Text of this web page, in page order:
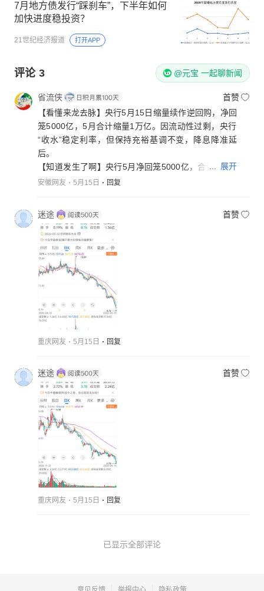
7月地方债发行“踩刹车”，下半年如何
加快进度稳投资？
21世纪经济报道 打开APP
评论 3 @元宝 一起聊新闻
省流侠
首赞
【看懂来龙去脉】央行5月15日缩量续作逆回购，净回
笼5000亿，5月合计缩量1万亿。因流动性过剩，央行
“收水”稳定利率，但保持充裕基调不变，降息降准延
后。
【知道发生了啊】央行5月净回笼5000亿，合计缩量1
万亿，因流动性偏松，旨在稳定利率，资金面将调
【结论直接拿走】央行净回笼5000亿，资金面宽松将
调整。
... 展开
安徽网友 5月15日 回复
迷途 首赞
重庆网友 5月15日 回复
迷途 首赞
重庆网友 5月15日 回复
已显示全部评论